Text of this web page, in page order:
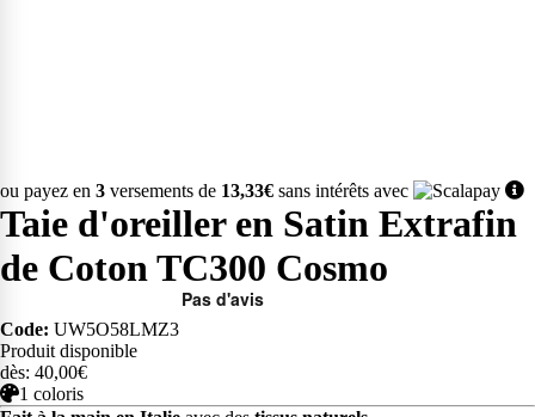
ou payez en 3 versements de 13,33€ sans intérêts avec
Taie d'oreiller en Satin Extrafin
de Coton TC300 Cosmo
Code: UW5O58LMZ3
Produit disponible
dès: 40,00€
1 coloris